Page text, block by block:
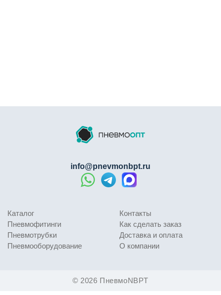
Сравнение с аналогами
давления PnevmoOpt GR демонстрирует стабильность
поддержания выходного давления в широком
редукционного клапана, что приводит к колебаниям
давления на выходе и снижению качества подготовки
воздуха. Качество изготовления корпуса из
алюминиевого сплава с металлическими вставками
длительный срок службы устройства. Применение
© 2026 ПневмоNBPT
Каталог
Пневмофитинги
Пневмотрубки
Пневмооборудование
Контакты
Как сделать заказ
Доставка и оплата
О компании
info@pnevmonbpt.ru